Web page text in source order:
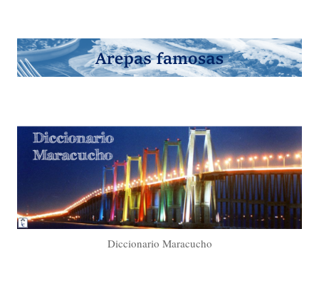
Diccionario Maracucho